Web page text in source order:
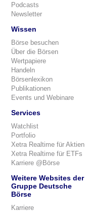
Podcasts
Newsletter
Wissen
Börse besuchen
Über die Börsen
Wertpapiere
Handeln
Börsenlexikon
Publikationen
Events und Webinare
Services
Watchlist
Portfolio
Xetra Realtime für Aktien
Xetra Realtime für ETFs
Karriere @Börse
Weitere Websites der
Gruppe Deutsche
Börse
Karriere